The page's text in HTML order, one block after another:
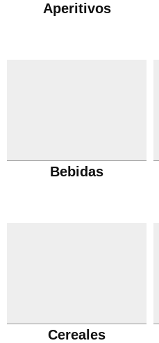
Aperitivos
Bebidas
Cereales